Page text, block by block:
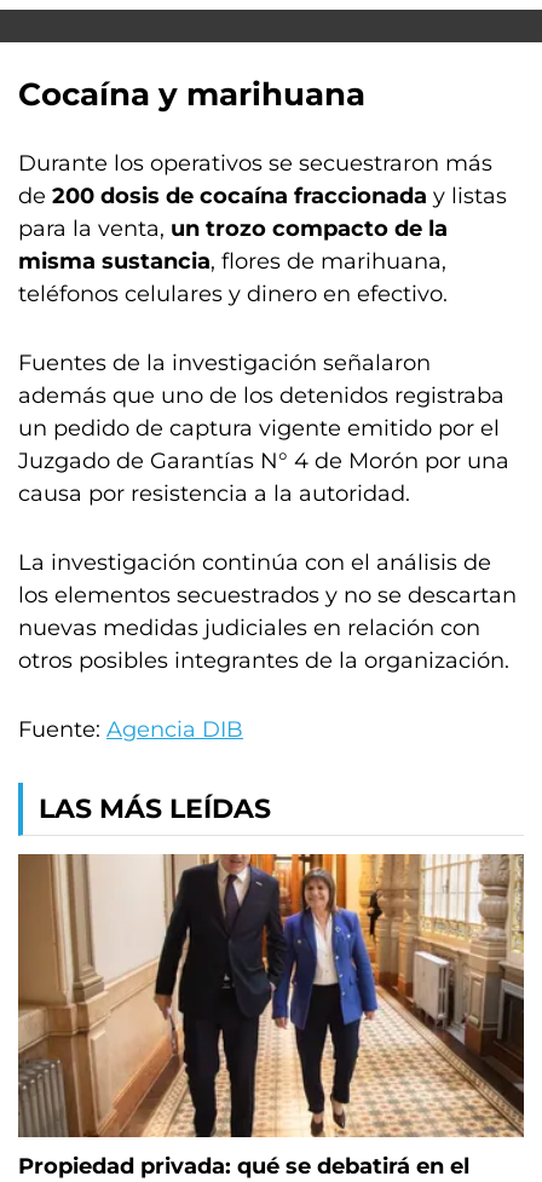
Cocaína y marihuana
Durante los operativos se secuestraron más
de 200 dosis de cocaína fraccionada y listas
para la venta, un trozo compacto de la
misma sustancia, flores de marihuana,
teléfonos celulares y dinero en efectivo.
Fuentes de la investigación señalaron
además que uno de los detenidos registraba
un pedido de captura vigente emitido por el
Juzgado de Garantías N° 4 de Morón por una
causa por resistencia a la autoridad.
La investigación continúa con el análisis de
los elementos secuestrados y no se descartan
nuevas medidas judiciales en relación con
otros posibles integrantes de la organización.
Fuente: Agencia DIB
LAS MÁS LEÍDAS
Propiedad privada: qué se debatirá en el